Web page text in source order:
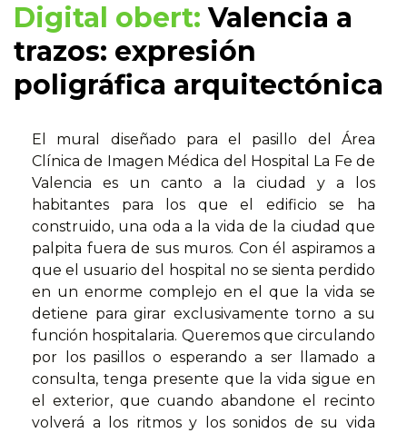
Digital obert: Valencia a
trazos: expresión
poligráfica arquitectónica
El mural diseñado para el pasillo del Área
Clínica de Imagen Médica del Hospital La Fe de
Valencia es un canto a la ciudad y a los
habitantes para los que el edificio se ha
construido, una oda a la vida de la ciudad que
palpita fuera de sus muros. Con él aspiramos a
que el usuario del hospital no se sienta perdido
en un enorme complejo en el que la vida se
detiene para girar exclusivamente torno a su
función hospitalaria. Queremos que circulando
por los pasillos o esperando a ser llamado a
consulta, tenga presente que la vida sigue en
el exterior, que cuando abandone el recinto
volverá a los ritmos y los sonidos de su vida